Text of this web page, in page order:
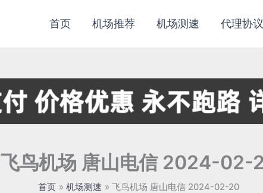
首页 机场推荐 机场测速 代理协议
飞鸟机场 唐山电信 2024-02-
首页 机场测速 飞鸟机场 唐山电信 2024-02-20